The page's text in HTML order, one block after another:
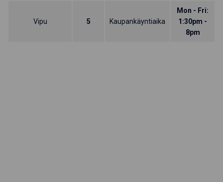
Vipu 5 Kaupankäyntiaika
Mon - Fri:
1:30pm -
8pm